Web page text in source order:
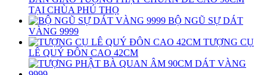
TẠI CHÙA PHÚ THỌ
BỘ NGŨ SỰ DÁT
VÀNG 9999
TƯỢNG CỤ
LÊ QUÝ ĐÔN CAO 42CM